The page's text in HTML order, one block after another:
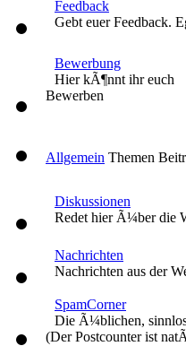
Feedback
Gebt euer Feedback.
Bewerbung
Hier kÃ¶nnt ihr euch
Bewerben
Allgemein Themen
Diskussionen
Redet hier Ã¼ber die
Nachrichten
Nachrichten aus der
SpamCorner
Die Ã¼blichen,
(Der Postcounter ist